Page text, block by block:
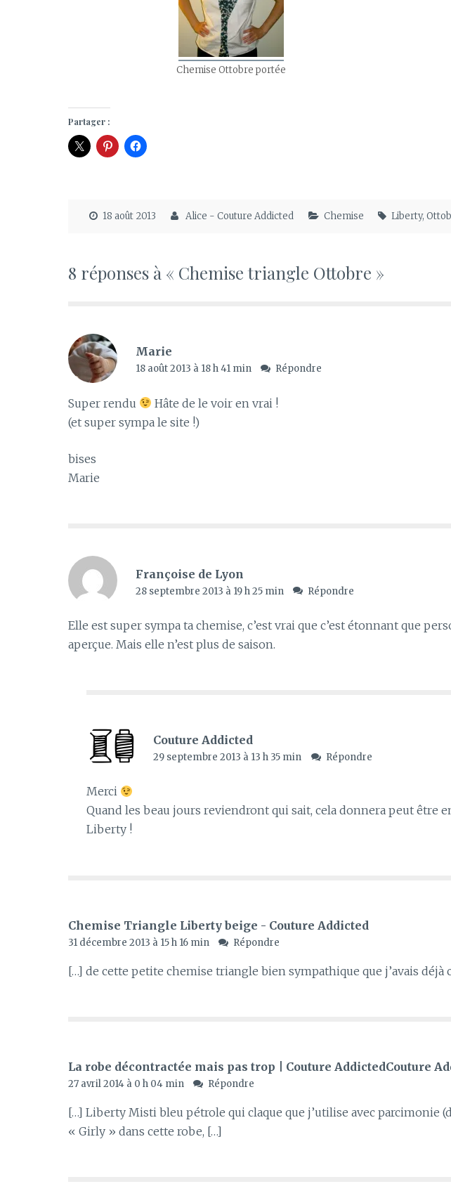
Chemise Ottobre portée
Partager :
18 août 2013 Alice - Couture Addicted Chemise Liberty,
8 réponses à « Chemise triangle Ottobre »
Marie
18 août 2013 à 18 h 41 min Répondre
Super rendu
Hâte de le voir en vrai !
(et super sympa le site !)
bises
Marie
Françoise de Lyon
28 septembre 2013 à 19 h 25 min Répondre
Elle est super sympa ta chemise, c’est vrai que c’est étonnant que
aperçue. Mais elle n’est plus de saison.
Couture Addicted
29 septembre 2013 à 13 h 35 min Répondre
Merci
Quand les beau jours reviendront qui sait, cela donnera peut être
Liberty !
Chemise Triangle Liberty beige - Couture Addicted
31 décembre 2013 à 15 h 16 min Répondre
[…] de cette petite chemise triangle bien sympathique que j’avais
La robe décontractée mais pas trop | Couture AddictedCouture
27 avril 2014 à 0 h 04 min Répondre
[…] Liberty Misti bleu pétrole qui claque que j’utilise avec parcimonie
« Girly » dans cette robe, […]